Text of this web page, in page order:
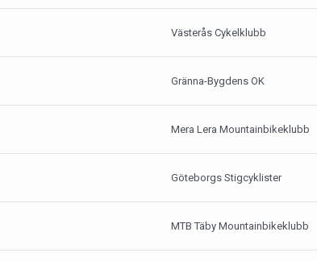
Västerås Cykelklubb
Gränna-Bygdens OK
Mera Lera Mountainbikeklubb
Göteborgs Stigcyklister
MTB Täby Mountainbikeklubb